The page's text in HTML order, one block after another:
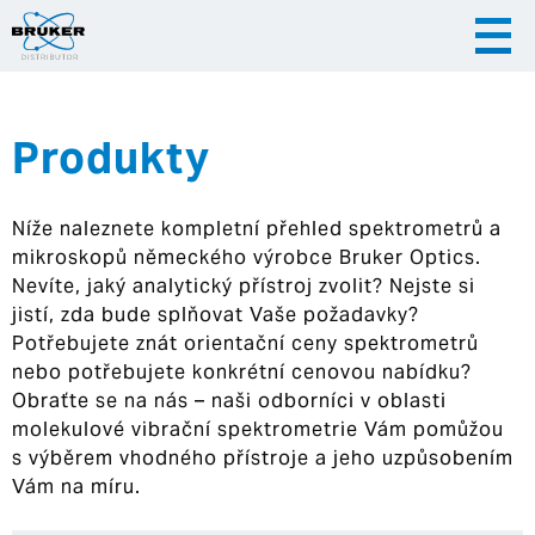
|
Hrvatska
Produkty
Níže naleznete kompletní přehled spektrometrů a
mikroskopů německého výrobce Bruker Optics.
Nevíte, jaký analytický přístroj zvolit? Nejste si
jistí, zda bude splňovat Vaše požadavky?
Potřebujete znát orientační ceny spektrometrů
nebo potřebujete konkrétní cenovou nabídku?
Obraťte se na nás – naši odborníci v oblasti
molekulové vibrační spektrometrie Vám pomůžou
s výběrem vhodného přístroje a jeho uzpůsobením
Vám na míru.